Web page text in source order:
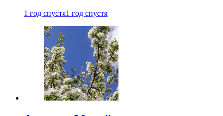
1 год спустя1 год спустя